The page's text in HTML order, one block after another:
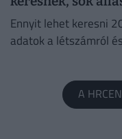
Ennyit lehet keresni
adatok a létszámról
A